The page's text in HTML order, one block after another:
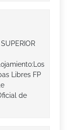
Libres FP
de